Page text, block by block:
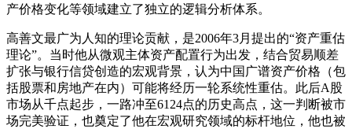
产价格变化等领域建立了独立的逻辑分析体系。
高善文最广为人知的理论贡献，是2006年3月提出的“资产重估
理论”。当时他从微观主体资产配置行为出发，结合贸易顺差
扩张与银行信贷创造的宏观背景，认为中国广谱资产价格（包
括股票和房地产在内）可能将经历一轮系统性重估。此后A股
市场从千点起步，一路冲至6124点的历史高点，这一判断被市
场完美验证，也奠定了他在宏观研究领域的标杆地位，他也被